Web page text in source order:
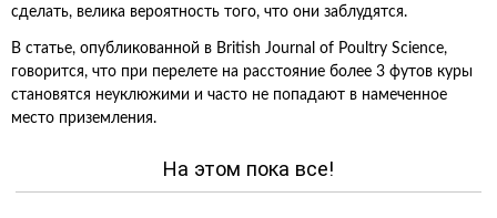
сделать, велика вероятность того, что они заблудятся.
В статье, опубликованной в British Journal of Poultry Science,
говорится, что при перелете на расстояние более 3 футов куры
становятся неуклюжими и часто не попадают в намеченное
место приземления.
На этом пока все!